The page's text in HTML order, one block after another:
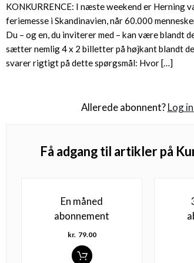
KONKURRENCE: I næste weekend er Herning
feriemesse i Skandinavien, når 60.000
Du – og en, du inviterer med – kan være blandt
sætter nemlig 4 x 2 billetter på højkant blandt
svarer rigtigt på dette spørgsmål: Hvor […]
Allerede abonnent?Log
Få adgang til artikler på
En måned
abonnement
kr. 79.00